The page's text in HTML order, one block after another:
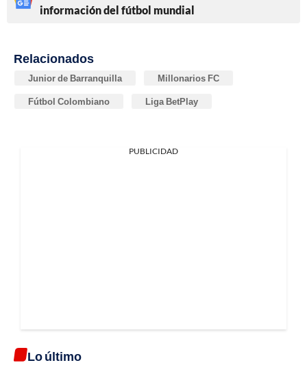
información del fútbol mundial
Relacionados
Junior de Barranquilla Millonarios FC
Fútbol Colombiano Liga BetPlay
PUBLICIDAD
Lo último